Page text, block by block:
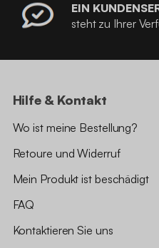
EIN
steht zu Ihrer
Hilfe & Kontakt
Wo ist meine Bestellung?
Retoure und Widerruf
Mein Produkt ist beschädigt
FAQ
Kontaktieren Sie uns